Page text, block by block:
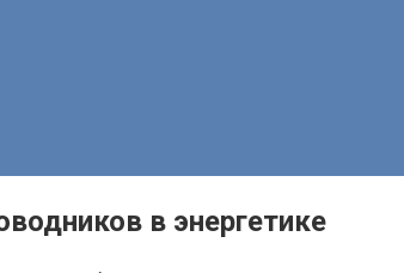
в энергетике